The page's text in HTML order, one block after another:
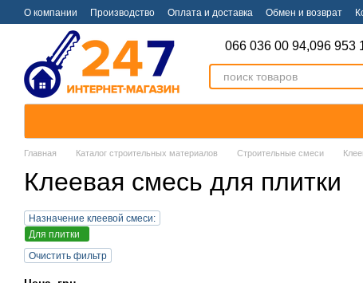
Перейти к основному контенту
О компании Производство Оплата и доставка Обмен и возврат
066 036 00 94,096 953
Главная Каталог строительных материалов Строительные смеси
Клеевая смесь для плитки
Назначение клеевой смеси:
Для плитки
Очистить фильтр